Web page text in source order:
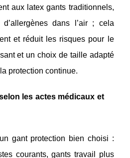
aux latex gants traditionnels,
dans l’air ; cela
et réduit les risques pour le
et un choix de taille adapté
protection continue.
les actes médicaux et
gant protection bien choisi :
courants, gants travail plus